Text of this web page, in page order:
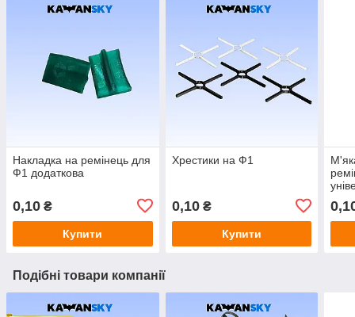
Накладка на ремінець для
Ф1 додаткова
0,10 ₴
Купити
Хрестики на Ф1
0,10₴
Купити
Подібні товари компанії